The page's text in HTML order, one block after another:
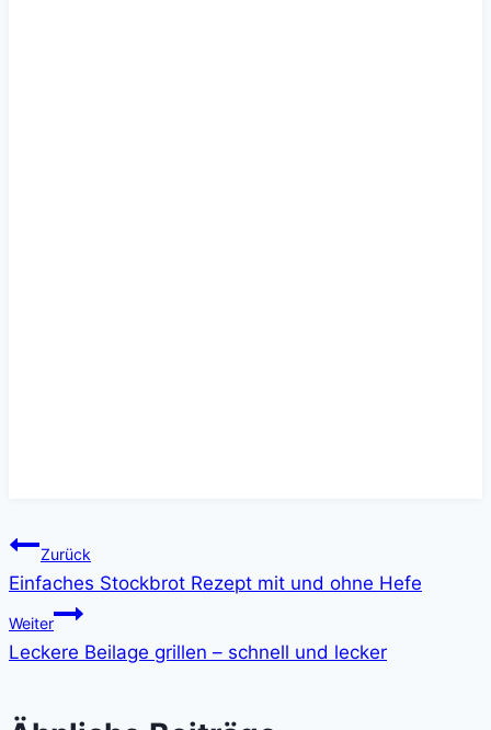
Beitragsnavigation
Zurück
Einfaches Stockbrot Rezept mit und ohne Hefe
Weiter
Leckere Beilage grillen – schnell und lecker